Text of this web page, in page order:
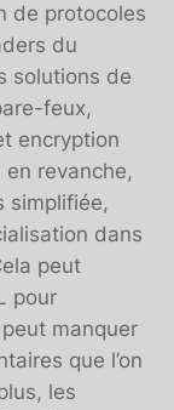
de protocoles
du
solutions de
feux,
encryption
revanche,
simplifiée,
dans
peut
pour
manquer
que l’on
les